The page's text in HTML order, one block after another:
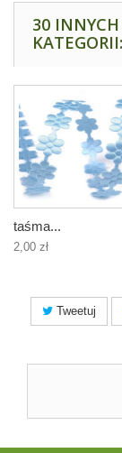
30 INNYCH
KATEGORII:
taśma...
2,00 zł
Tweetuj